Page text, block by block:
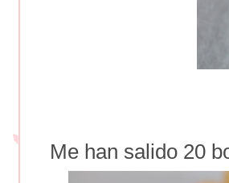
Me han salido 20